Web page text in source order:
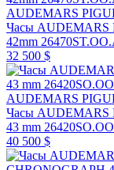
AUDEMARS
Часы AUDEMARS
42mm
32 500 $
AUDEMARS
Часы AUDEMARS
43 mm
40 500 $